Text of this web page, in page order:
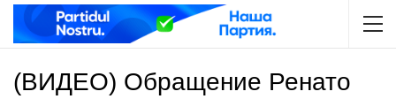
(ВИДЕО) Обращение Ренато